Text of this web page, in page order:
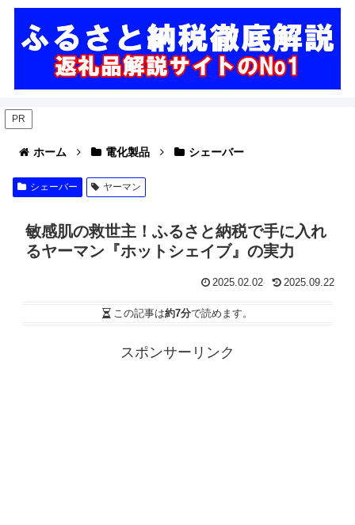
PR
ホーム 電化製品 シェーバー
シェーバー ヤーマン
敏感肌の救世主！ふるさと納税で手に入れ
るヤーマン『ホットシェイブ』の実力
2025.02.02 2025.09.22
この記事は約7分で読めます。
スポンサーリンク